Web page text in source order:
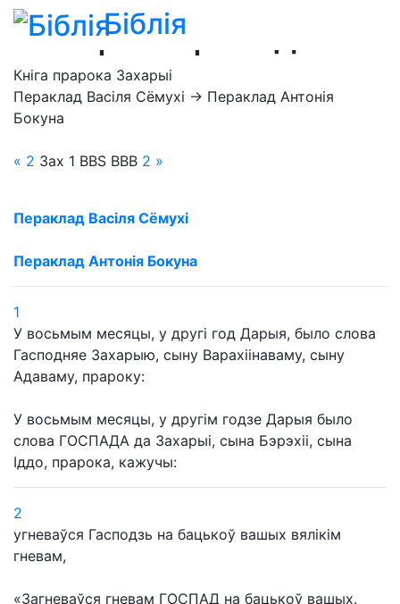
Біблія
Захарыі 1 разьдзел
Кніга прарока Захарыі
Пераклад Васіля Сёмухі → Пераклад Антонія
Бокуна
« 2 Зах 1 BBS BBB 2 »
Пераклад Васіля Сёмухі
Пераклад Антонія Бокуна
1
У восьмым месяцы, у другі год Дарыя, было слова
Гасподняе Захарыю, сыну Варахіінаваму, сыну
Адаваму, прароку:
У восьмым месяцы, у другім годзе Дарыя было
слова ГОСПАДА да Захарыі, сына Бэрэхіі, сына
Іддо, прарока, кажучы:
2
угневаўся Гасподзь на бацькоў вашых вялікім
гневам,
«Загневаўся гневам ГОСПАД на бацькоў вашых.